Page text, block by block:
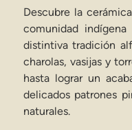
Descubre la
comunidad
distintiva tradición
charolas, vasijas y
hasta lograr un
delicados patrones
naturales.